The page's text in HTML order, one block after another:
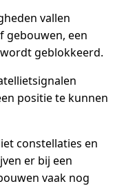
vallen
gebouwen, een
geblokkeerd.
positie te kunnen
constellaties en
er bij een
vaak nog